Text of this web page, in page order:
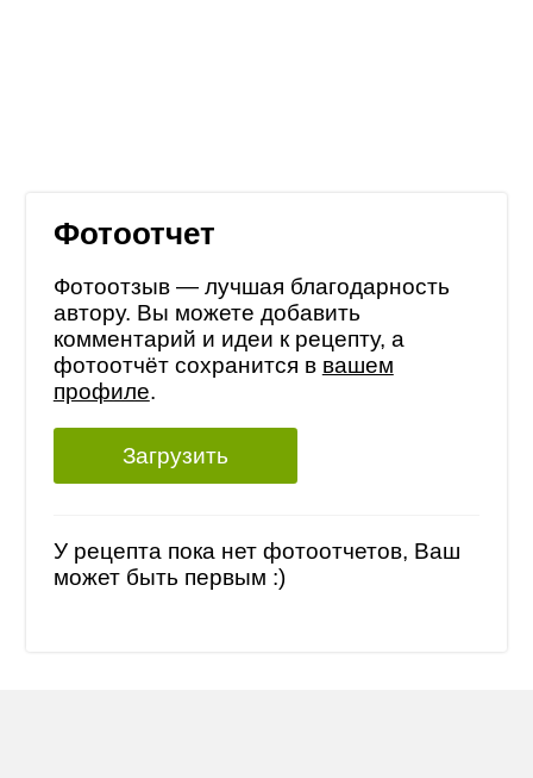
Фотоотчет
Фотоотзыв — лучшая благодарность
автору. Вы можете добавить
комментарий и идеи к рецепту, а
фотоотчёт сохранится в вашем
профиле.
Загрузить
У рецепта пока нет фотоотчетов, Ваш
может быть первым :)